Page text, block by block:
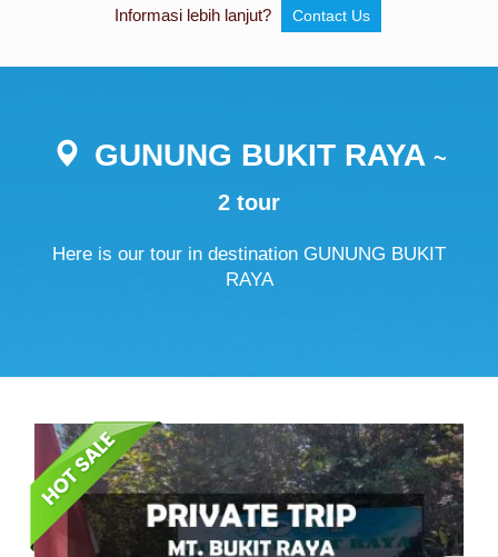
Informasi lebih lanjut? Contact Us
GUNUNG BUKIT RAYA ~
2 tour
Here is our tour in destination GUNUNG BUKIT
RAYA
More Detail